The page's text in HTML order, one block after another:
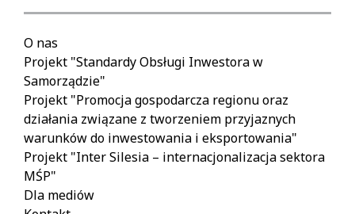
O nas
Projekt "Standardy Obsługi Inwestora w
Samorządzie"
Projekt "Promocja gospodarcza regionu oraz
działania związane z tworzeniem przyjaznych
warunków do inwestowania i eksportowania"
Projekt "Inter Silesia – internacjonalizacja sektora
MŚP"
Dla mediów